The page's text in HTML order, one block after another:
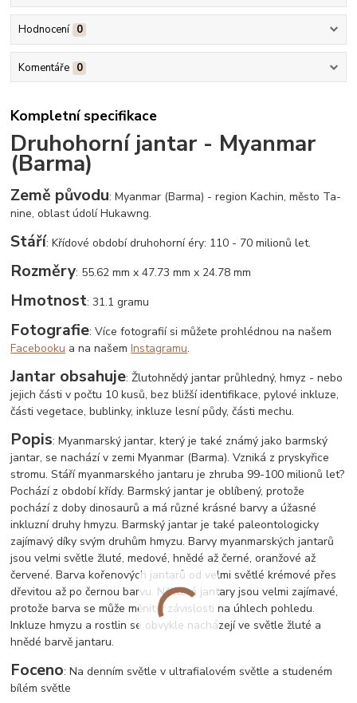
Hodnocení 0
Komentáře 0
Kompletní specifikace
Druhohorní jantar - Myanmar
(Barma)
Země původu: Myanmar (Barma) - region Kachin, město Ta-
nine, oblast údolí Hukawng.
Stáří: Křídové období druhohorní éry: 110 - 70 milionů let.
Rozměry: 55.62 mm x 47.73 mm x 24.78 mm
Hmotnost: 31.1 gramu
Fotografie: Více fotografií si můžete prohlédnou na našem
Facebooku a na našemInstagramu.
Jantar obsahuje: Žlutohnědý jantar průhledný, hmyz - nebo
jejich části v počtu 10 kusů, bez bližší identifikace, pylové inkluze,
části vegetace, bublinky, inkluze lesní půdy, části mechu.
Popis: Myanmarský jantar, který je také známý jako barmský
jantar, se nachází v zemi Myanmar (Barma). Vzniká z pryskyřice
stromu. Stáří myanmarského jantaru je zhruba 99-100 milionů let?
Pochází z období křídy. Barmský jantar je oblíbený, protože
pochází z doby dinosaurů a má různé krásné barvy a úžasné
inkluzní druhy hmyzu. Barmský jantar je také paleontologicky
zajímavý díky svým druhům hmyzu. Barvy myanmarských jantarů
jsou velmi světle žluté, medové, hnědé až černé, oranžové až
červené. Barva kořenových jantarů od velmi světlé krémové přes
dřevitou až po černou barvu. Některé jantary jsou velmi zajímavé,
protože barva se může měnit v závislosti na úhlech pohledu.
Inkluze hmyzu a rostlin se obvykle nacházejí ve světle žluté a
hnědé barvě jantaru.
Foceno: Na denním světle v ultrafialovém světle a studeném
bílém světle